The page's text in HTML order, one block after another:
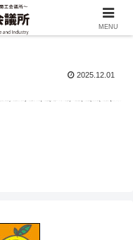
2025.12.01
MENU